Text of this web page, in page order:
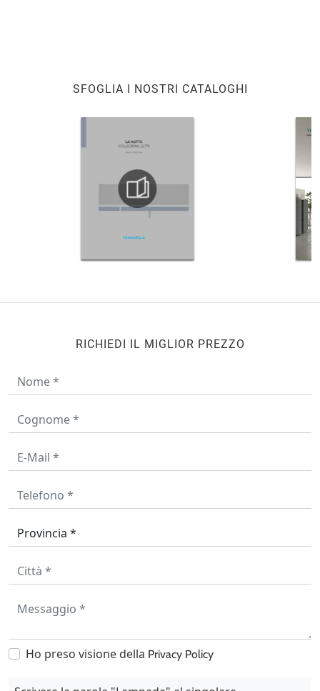
SFOGLIA I NOSTRI CATALOGHI
RICHIEDI IL MIGLIOR PREZZO
Ho preso visione della Privacy Policy